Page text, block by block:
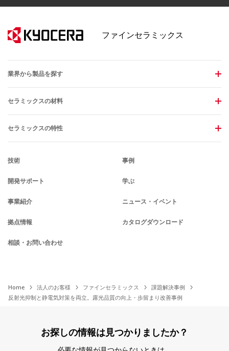
ファインセラミックス
業界から製品を探す
セラミックスの材料
セラミックスの特性
技術 事例
開発サポート 学ぶ
事業紹介 ニュース・イベント
拠点情報 カタログダウンロード
相談・お問い合わせ
Home 法人のお客様 ファインセラミックス
課題解決事例
反射光抑制と静電気対策を両立。露光品質の向上・歩留まり改善事例
お探しの情報は見つかりましたか？